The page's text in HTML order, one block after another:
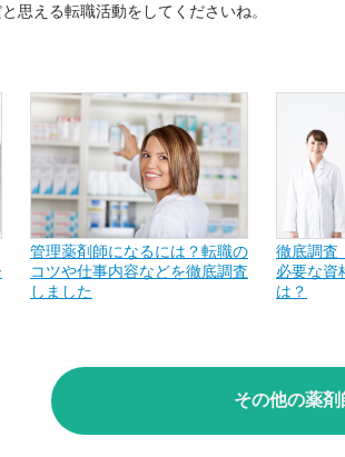
思える転職活動をしてくださいね。
管理薬剤師になるには？転職の
コツや仕事内容などを徹底調査
しました
徹底調査
必要な資
は？
その他の薬